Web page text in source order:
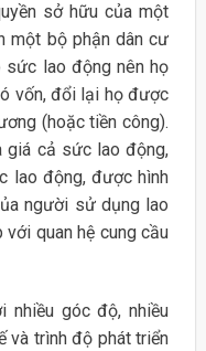
sở hữu của một
một bộ phận dân cư
sức lao động nên họ
vốn, đổi lại họ được
(hoặc tiền công).
giá cả sức lao động,
lao động, được hình
người sử dụng lao
quan hệ cung cầu
nhiều góc độ, nhiều
và trình độ phát triển